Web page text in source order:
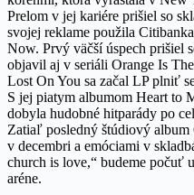
Prelom v jej kariére prišiel so
svojej reklame použila
Now. Prvý väčší úspech prišiel
objavil aj v seriáli Orange Is
Lost On You sa začal LP plniť
S jej piatym albumom Heart to
dobyla hudobné hitparády po
Zatiaľ posledný štúdiový
v decembri a emóciami v
church is love,“ budeme počuť
aréne.